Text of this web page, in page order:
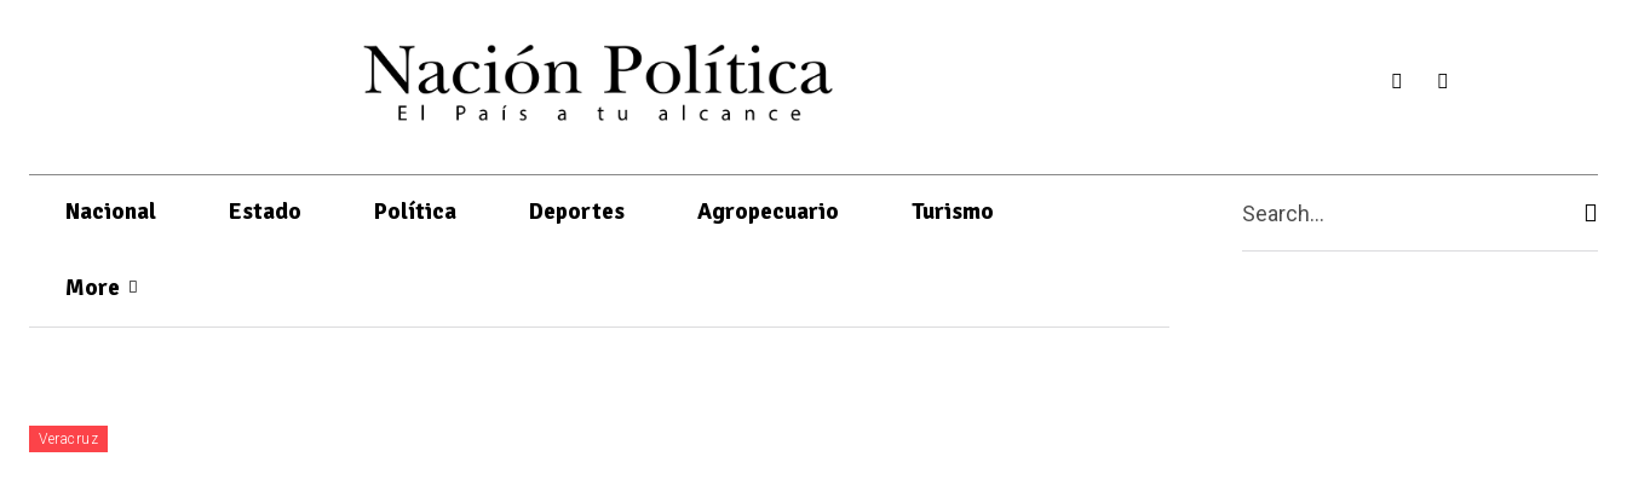
Nacional Estado Política Deportes Agropecuario Turismo
More
Search...
Veracruz